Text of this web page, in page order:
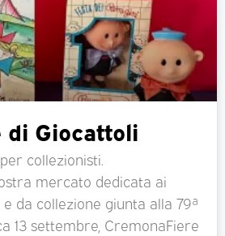
di Giocattoli
collezionisti.
mercato dedicata ai
e da collezione giunta alla 79ª
13 settembre, CremonaFiere